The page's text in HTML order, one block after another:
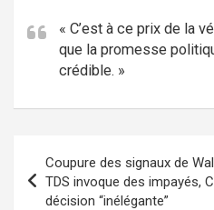
« C’est à ce prix de la
que la promesse
crédible. »
Coupure des signaux de
TDS invoque des impayés,
décision “inélégante”